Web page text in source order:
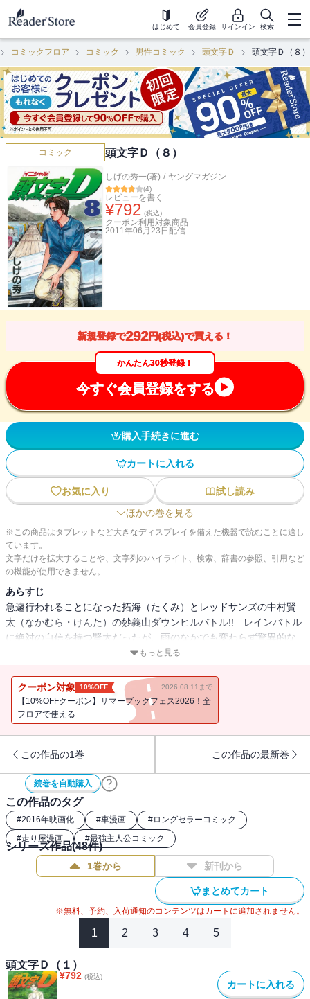
はじめて 会員登録 サインイン 検索
コミックフロア コミック 男性コミック 頭文字Ｄ 頭文字Ｄ（８）
コミック 頭文字Ｄ（８）
しげの秀一(著) / ヤングマガジン
(4)
レビューを書く
¥792 (税込)
クーポン利用対象商品
2011年06月23日 配信
新規登録で292円(税込)で買える！
かんたん30秒登録！
今すぐ会員登録をする
購入手続きに進む
カートに入れる
お気に入り
試し読み
ほかの巻を見る
※この商品はタブレットなど大きなディスプレイを備えた機器で読むことに適し
ています。
文字だけを拡大することや、文字列のハイライト、検索、辞書の参照、引用など
の機能が使用できません。
あらすじ
急遽行われることになった拓海（たくみ）とレッドサンズの中村賢
太（なかむら・けんた）の妙義山ダウンヒルバトル!! レインバトル
に絶対の自信を持つ賢太だったが、雨のなかでも変わらず驚異的な
速さを見せる拓海のハチロクにあっさりとかわされてしまう。しか
た!! そのクルマの正体は果たして――!?
もっと見る
クーポン対象 10%OFF 2026.08.11まで
【10%OFFクーポン】サマーブックフェス2026！全
フロアで使える
この作品の1巻 この作品の最新巻
続巻を自動購入
この作品のタグ
#2016年映画化 #車漫画 #ロングセラーコミック
#走り屋漫画 #最強主人公コミック
シリーズ作品(48件)
1巻から 新刊から
まとめてカート
※無料、予約、入荷通知のコンテンツはカートに追加されません。
1 2 3 4 5
頭文字Ｄ（１）
¥792 (税込)
カートに入れる